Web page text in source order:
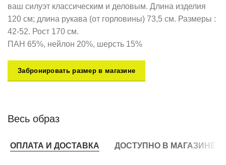
ваш силуэт классическим и деловым. Длина изделия
120 см; длина рукава (от горловины) 73,5 см. Размеры :
42-52. Рост 170 см.
ПАН 65%, нейлон 20%, шерсть 15%
Забронировать размер в магазине
Весь образ
ОПЛАТА И ДОСТАВКА ДОСТУПНО В МАГАЗИНЕ